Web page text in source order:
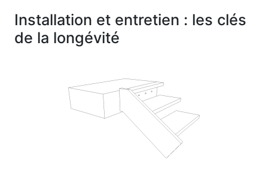
Installation et entretien : les clés
de la longévité